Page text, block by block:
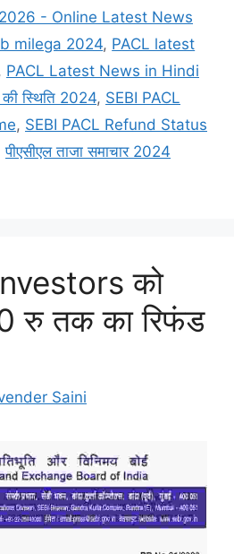
- Online Latest News
milega 2024, PACL latest
, PACL Latest News in Hindi
स्थिति 2024, SEBI PACL
, SEBI PACL Refund Status
पीएसीएल ताजा समाचार 2024
को
रु तक का रिफंड
Saini